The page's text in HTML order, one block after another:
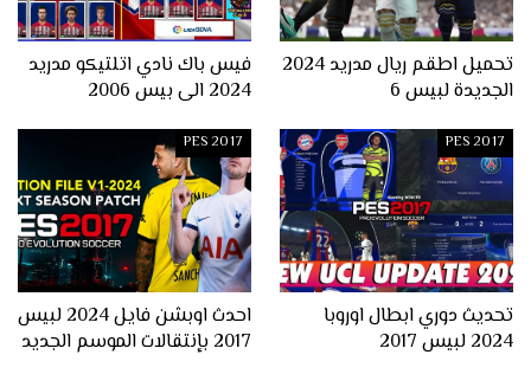
تحميل اطقم ريال مدريد 2024
الجديدة لبيس 6
فيس باك نادي اتلتيكو مدريد
2024 الى بيس 2006
PES 2017
تحديث دوري ابطال اوروبا
2024 لبيس 2017
PES 2017
احدث اوبشن فايل 2024 لبيس
2017 بإنتقالات الموسم الجديد